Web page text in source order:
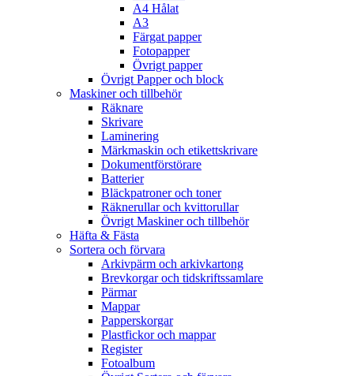
A4 Hålat
A3
Färgat papper
Fotopapper
Övrigt papper
Övrigt Papper och block
Maskiner och tillbehör
Räknare
Skrivare
Laminering
Märkmaskin och etikettskrivare
Dokumentförstörare
Batterier
Bläckpatroner och toner
Räknerullar och kvittorullar
Övrigt Maskiner och tillbehör
Häfta & Fästa
Sortera och förvara
Arkivpärm och arkivkartong
Brevkorgar och tidskriftssamlare
Pärmar
Mappar
Papperskorgar
Plastfickor och mappar
Register
Fotoalbum